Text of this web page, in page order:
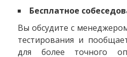
Бесплатное
Вы обсудите с
тестирования и
для более точного